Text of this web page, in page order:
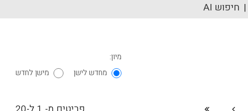
חיפוש AI
מיון:
מחדש לישן
מישן לחדש